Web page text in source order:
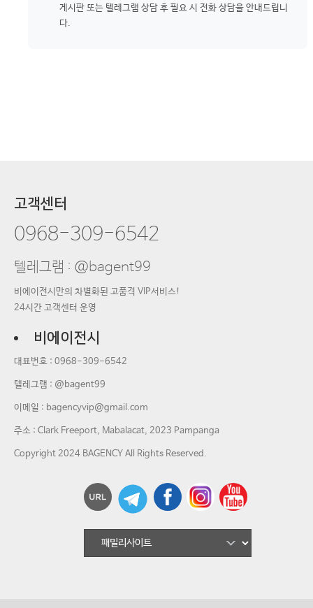
게시판 또는 텔레그램 상담 후 필요 시 전화 상담을 안내드립니
다.
고객센터
0968-309-6542
텔레그램 : @bagent99
비에이전시만의 차별화된 고품격 VIP서비스!
24시간 고객센터 운영
비에이전시
대표번호 : 0968-309-6542
텔레그램 : @bagent99
이메일 : bagencyvip@gmail.com
주소 : Clark Freeport, Mabalacat, 2023 Pampanga
Copyright 2024 BAGENCY All Rights Reserved.